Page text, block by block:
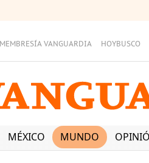
MEMBRESÍA VANGUARDIA HOYBUSCO
MÉXICO MUNDO